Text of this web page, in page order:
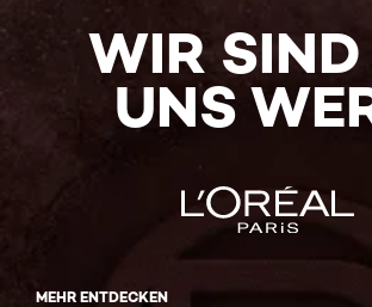
WIR SIND
UNS
MEHR ENTDECKEN